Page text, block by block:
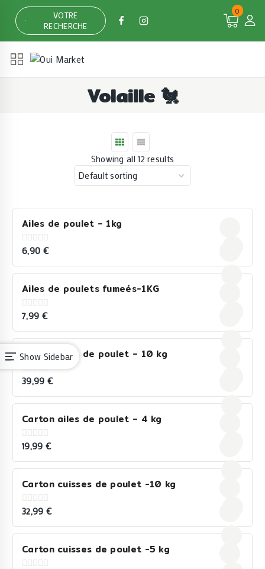
content
VOTRE
RECHERCHE
0
Show Sidebar
Volaille 🐔
Showing all 12 results
Ailes de poulet – 1kg
0
of
5
6,90 €
Ailes de poulets fumeés-1KG
0
of
5
7,99 €
Carton ailes de poulet – 10 kg
0
of
5
39,99 €
Carton ailes de poulet – 4 kg
0
of
5
19,99 €
Carton cuisses de poulet -10 kg
0
of
5
32,99 €
Carton cuisses de poulet -5 kg